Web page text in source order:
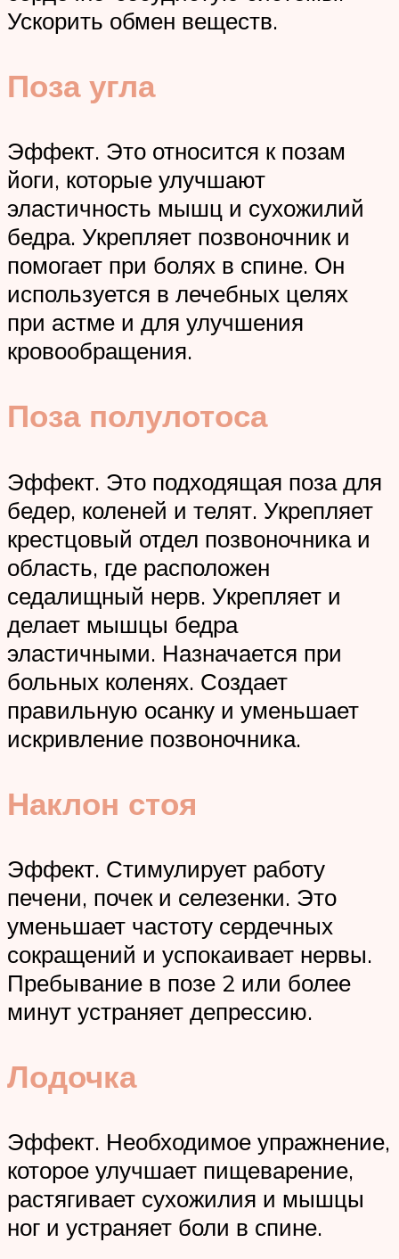
Ускорить обмен веществ.
Поза угла
Эффект. Это относится к позам
йоги, которые улучшают
эластичность мышц и сухожилий
бедра. Укрепляет позвоночник и
помогает при болях в спине. Он
используется в лечебных целях
при астме и для улучшения
кровообращения.
Поза полулотоса
Эффект. Это подходящая поза для
бедер, коленей и телят. Укрепляет
крестцовый отдел позвоночника и
область, где расположен
седалищный нерв. Укрепляет и
делает мышцы бедра
эластичными. Назначается при
больных коленях. Создает
правильную осанку и уменьшает
искривление позвоночника.
Наклон стоя
Эффект. Стимулирует работу
печени, почек и селезенки. Это
уменьшает частоту сердечных
сокращений и успокаивает нервы.
Пребывание в позе 2 или более
минут устраняет депрессию.
Лодочка
Эффект. Необходимое упражнение,
которое улучшает пищеварение,
растягивает сухожилия и мышцы
ног и устраняет боли в спине.